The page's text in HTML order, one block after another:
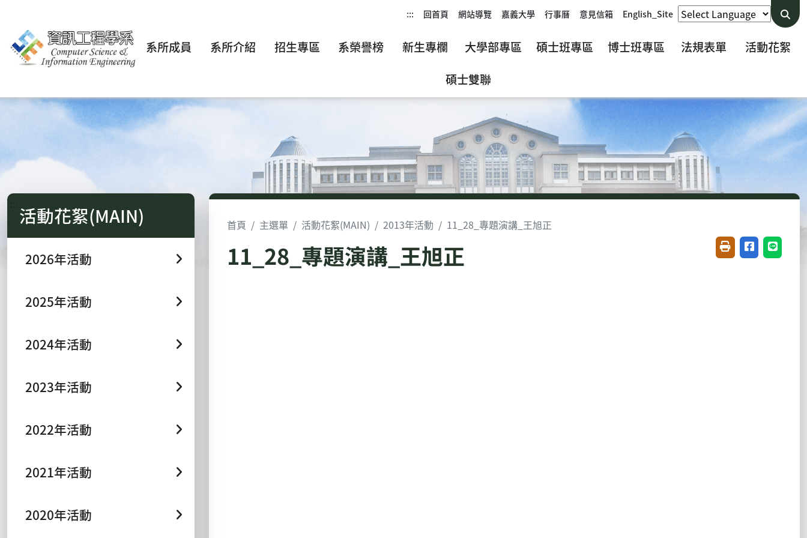
::: 回首頁 網站導覽 嘉義大學 行事曆 意見信箱 English_Site
系所成員 系所介紹 招生專區 系榮譽榜 新生專欄 大學部專區 碩士班專區 博士班專區 法規表單
活動花絮
碩士雙聯
活動花絮(MAIN)
2026年活動
2025年活動
2024年活動
2023年活動
2022年活動
2021年活動
2020年活動
首頁 主選單 活動花絮(MAIN) 2013年活動 11_28_專題演講_王旭正
11_28_專題演講_王旭正 友善列印(開新視窗)
分享至臉書(
分享至